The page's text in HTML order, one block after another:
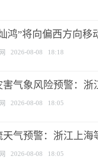
鸿”将向偏西方向移
2026-08-08 18:18
害气象风险预警：
2026-08-08 18:05
天气预警：浙江上海
2026-08-08 18:05